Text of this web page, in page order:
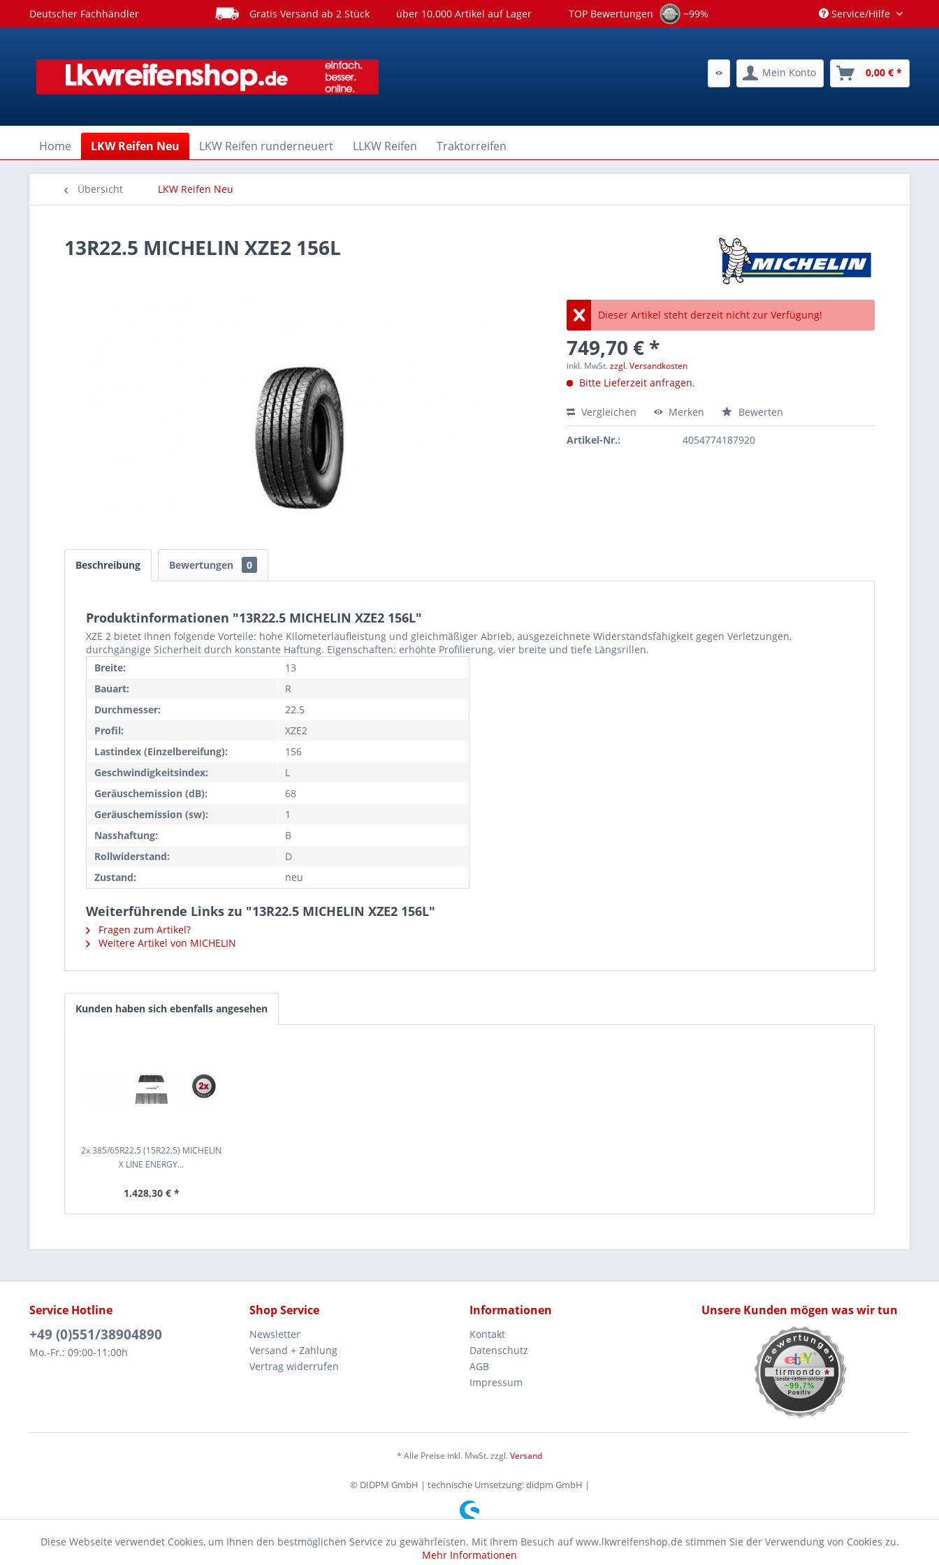
Deutscher Fachhändler Gratis Versand ab 2 Stück über 10.000 Artikel auf Lager TOP Bewertungen ~99% Service/Hilfe
Mein Konto 0,00 € *
Home LKW Reifen Neu LKW Reifen runderneuert LLKW Reifen Traktorreifen
Übersicht LKW Reifen Neu
13R22.5 MICHELIN XZE2 156L
Dieser Artikel steht derzeit nicht zur Verfügung!
749,70 € *
inkl. MwSt.zzgl. Versandkosten
Bitte Lieferzeit anfragen.
Vergleichen Merken Bewerten
Artikel-Nr.: 4054774187920
Beschreibung Bewertungen 0
Produktinformationen "13R22.5 MICHELIN XZE2 156L"
XZE 2 bietet Ihnen folgende Vorteile: hohe Kilometerlaufleistung und gleichmäßiger Abrieb, ausgezeichnete Widerstandsfähigkeit gegen Verletzungen,
durchgängige Sicherheit durch konstante Haftung. Eigenschaften: erhöhte Profilierung, vier breite und tiefe Längsrillen.
Breite:
13
Bauart:
R
Durchmesser:
22.5
Profil:
XZE2
Lastindex (Einzelbereifung):
156
Geschwindigkeitsindex:
L
Geräuschemission (dB):
68
Geräuschemission (sw):
1
Nasshaftung:
B
Rollwiderstand:
D
Zustand:
neu
Weiterführende Links zu "13R22.5 MICHELIN XZE2 156L"
Fragen zum Artikel?
Weitere Artikel von MICHELIN
Kunden haben sich ebenfalls angesehen
2x 385/65R22.5 (15R22.5) MICHELIN
X LINE ENERGY...
1.428,30 € *
Service Hotline
+49 (0)551/38904890
Mo.-Fr.: 09:00-11:00h
Shop Service
Newsletter
Versand + Zahlung
Vertrag widerrufen
Informationen
Kontakt
Datenschutz
AGB
Impressum
Unsere Kunden mögen was wir tun
* Alle Preise inkl. MwSt. zzgl.Versand
© DIDPM GmbH | technische Umsetzung: didpm GmbH |
Diese Webseite verwendet Cookies, um Ihnen den bestmöglichen Service zu gewährleisten. Mit Ihrem Besuch auf www.lkwreifenshop.de stimmen Sie der Verwendung von Cookies zu.
Mehr Informationen